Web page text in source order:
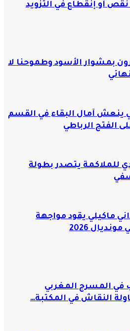
أو إنقطاع في التزويد
بمشوار الأسود وطموحنا لا
ينعش آمال البقاء في القسم
الفتح الرباطي
للملاكمة يتصدر بطولة
ماكيلي يقود مواجهة
2026
في المسرح المغربي
النقاش في المكتبة…